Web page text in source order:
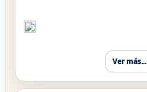
Ver más...